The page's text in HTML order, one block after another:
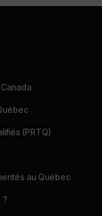
(PRTQ)
au Québec
?